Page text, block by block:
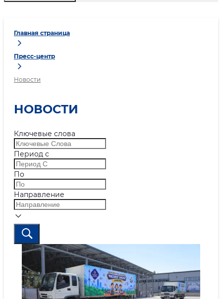
Главная страница
Пресс-центр
Новости
НОВОСТИ
Ключевые слова
Период с
По
Направление